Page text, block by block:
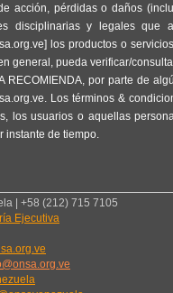
acción, pérdidas o daños
disciplinarias y legales que
los productos o
general, pueda verificar/
RECOMIENDA, por parte de
Los términos &
los usuarios o aquellas
instante de tiempo.
| +58 (212) 715 7105
Ejecutiva